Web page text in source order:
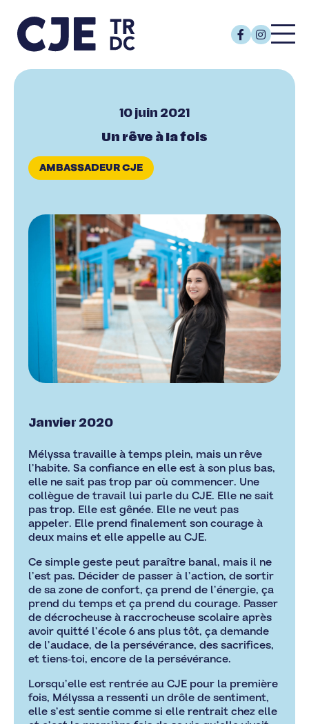
10 juin 2021
Un rêve à la fois
AMBASSADEUR CJE
Janvier 2020
Mélyssa travaille à temps plein, mais un rêve
l’habite. Sa confiance en elle est à son plus bas,
elle ne sait pas trop par où commencer. Une
collègue de travail lui parle du CJE. Elle ne sait
pas trop. Elle est gênée. Elle ne veut pas
appeler. Elle prend finalement son courage à
deux mains et elle appelle au CJE.
Ce simple geste peut paraître banal, mais il ne
l’est pas. Décider de passer à l’action, de sortir
de sa zone de confort, ça prend de l’énergie, ça
prend du temps et ça prend du courage. Passer
de décrocheuse à raccrocheuse scolaire après
avoir quitté l’école 6 ans plus tôt, ça demande
de l’audace, de la persévérance, des sacrifices,
et tiens-toi, encore de la persévérance.
Lorsqu’elle est rentrée au CJE pour la première
fois, Mélyssa a ressenti un drôle de sentiment,
elle s’est sentie comme si elle rentrait chez elle